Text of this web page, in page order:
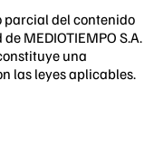
del contenido
MEDIOTIEMPO S.A.
una
las leyes aplicables.